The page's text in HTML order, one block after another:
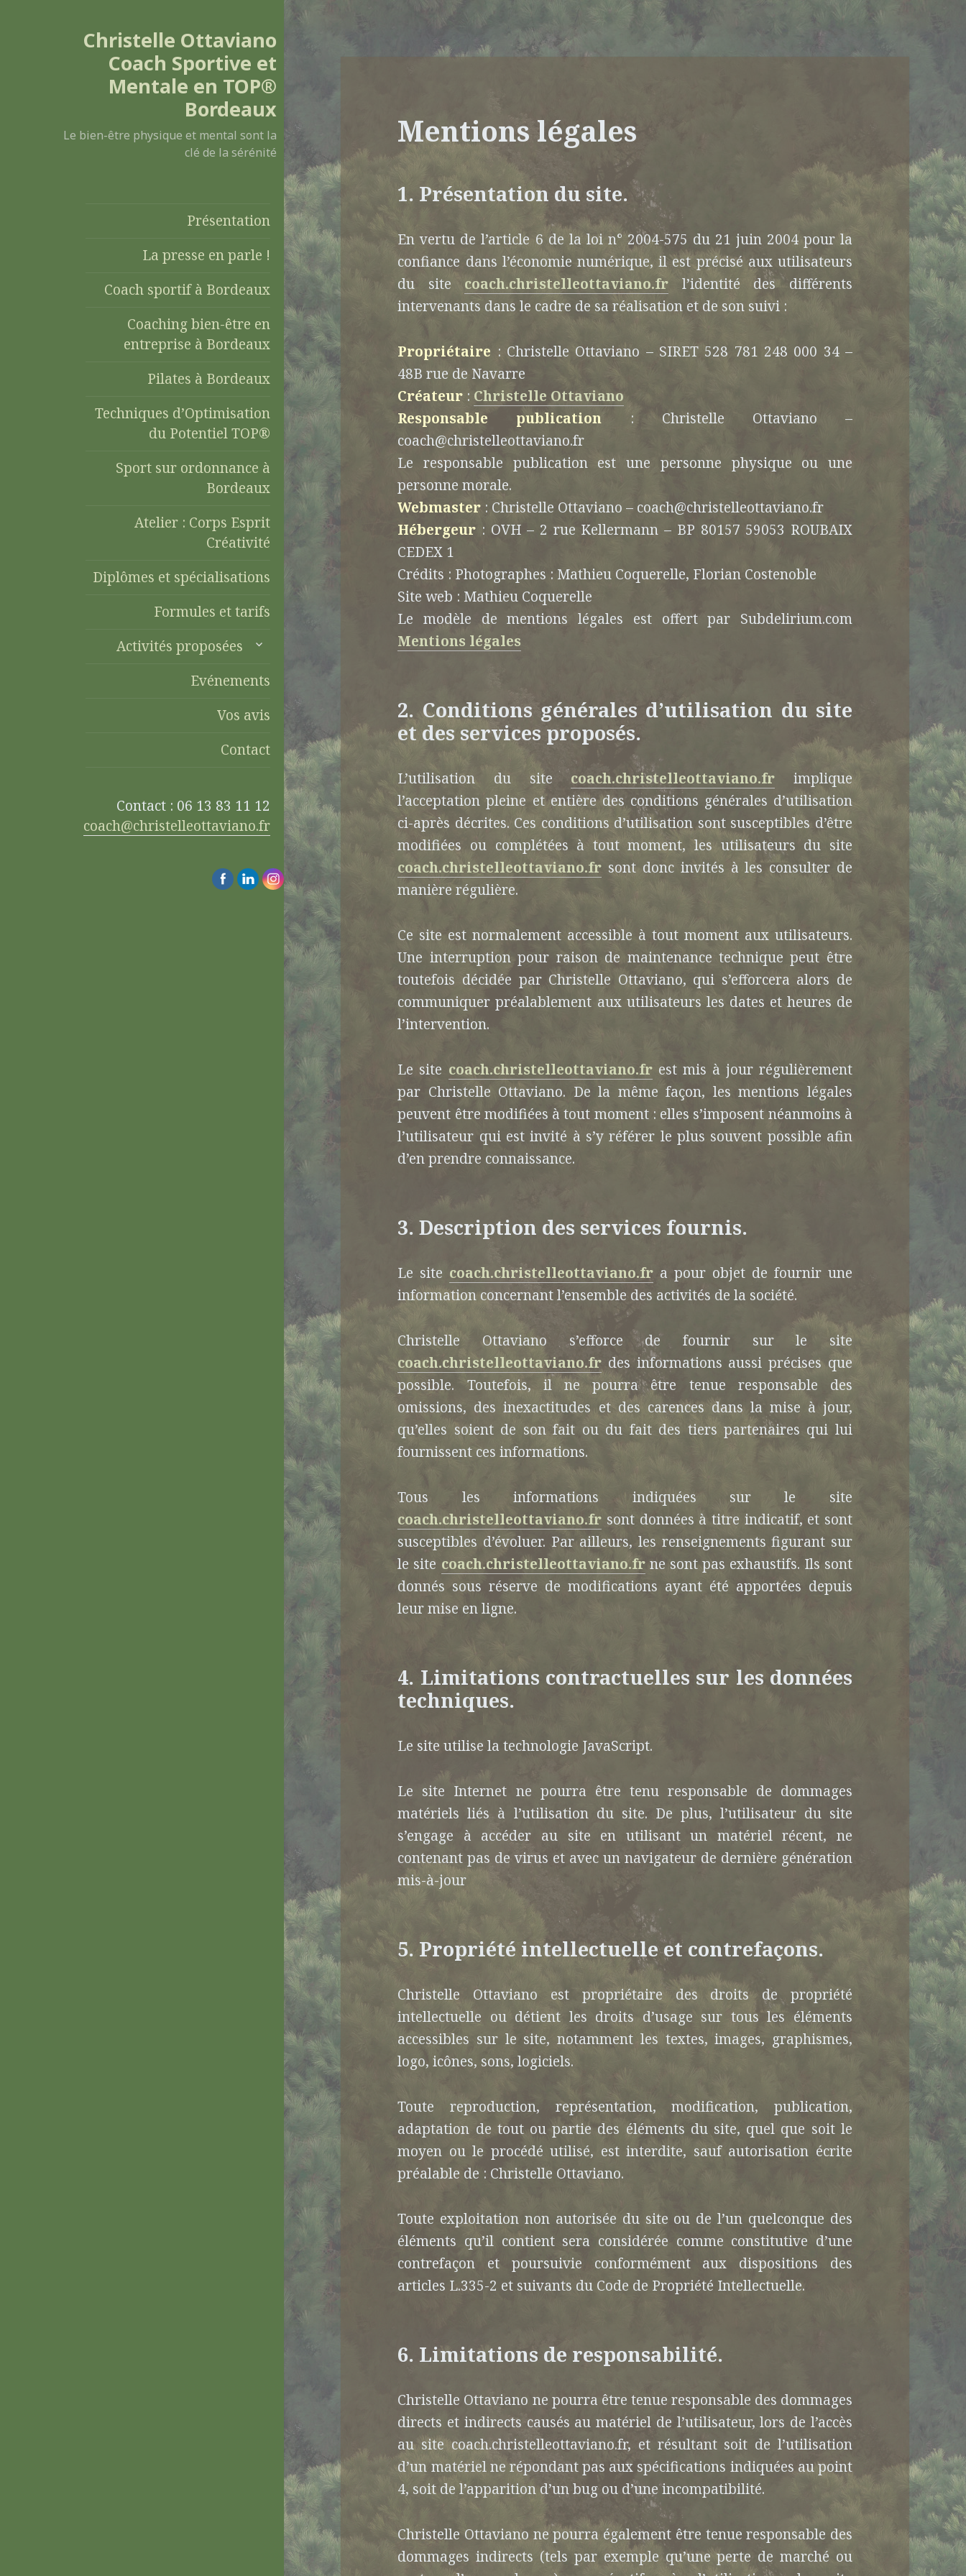
Christelle Ottaviano
Coach Sportive et
Mentale en TOP®
Bordeaux
Le bien-être physique et mental sont la
clé de la sérénité
Présentation
La presse en parle !
Coach sportif à Bordeaux
Coaching bien-être en
entreprise à Bordeaux
Pilates à Bordeaux
Techniques d’Optimisation
du Potentiel TOP®
Sport sur ordonnance à
Bordeaux
Atelier : Corps Esprit
Créativité
Diplômes et spécialisations
Formules et tarifs
Activités proposées
Evénements
Vos avis
Contact
Contact : 06 13 83 11 12
coach@christelleottaviano.fr
Mentions légales
1. Présentation du site.
En vertu de l’article 6 de la loi n° 2004-575 du 21 juin 2004 pour la
confiance dans l’économie numérique, il est précisé aux utilisateurs
du site coach.christelleottaviano.fr l’identité des différents
intervenants dans le cadre de sa réalisation et de son suivi :
Propriétaire : Christelle Ottaviano – SIRET 528 781 248 000 34 –
48B rue de Navarre
Créateur : Christelle Ottaviano
Responsable publication : Christelle Ottaviano –
coach@christelleottaviano.fr
Le responsable publication est une personne physique ou une
personne morale.
Webmaster : Christelle Ottaviano – coach@christelleottaviano.fr
Hébergeur : OVH – 2 rue Kellermann – BP 80157 59053 ROUBAIX
CEDEX 1
Crédits : Photographes : Mathieu Coquerelle, Florian Costenoble
Site web : Mathieu Coquerelle
Le modèle de mentions légales est offert par Subdelirium.com
Mentions légales
2. Conditions générales d’utilisation du site
et des services proposés.
L’utilisation du site coach.christelleottaviano.fr implique
l’acceptation pleine et entière des conditions générales d’utilisation
ci-après décrites. Ces conditions d’utilisation sont susceptibles d’être
modifiées ou complétées à tout moment, les utilisateurs du site
coach.christelleottaviano.fr sont donc invités à les consulter de
manière régulière.
Ce site est normalement accessible à tout moment aux utilisateurs.
Une interruption pour raison de maintenance technique peut être
toutefois décidée par Christelle Ottaviano, qui s’efforcera alors de
communiquer préalablement aux utilisateurs les dates et heures de
l’intervention.
Le site coach.christelleottaviano.frest mis à jour régulièrement
par Christelle Ottaviano. De la même façon, les mentions légales
peuvent être modifiées à tout moment : elles s’imposent néanmoins à
l’utilisateur qui est invité à s’y référer le plus souvent possible afin
d’en prendre connaissance.
3. Description des services fournis.
Le site coach.christelleottaviano.fr a pour objet de fournir une
information concernant l’ensemble des activités de la société.
Christelle Ottaviano s’efforce de fournir sur le site
coach.christelleottaviano.fr des informations aussi précises que
possible. Toutefois, il ne pourra être tenue responsable des
omissions, des inexactitudes et des carences dans la mise à jour,
qu’elles soient de son fait ou du fait des tiers partenaires qui lui
fournissent ces informations.
Tous les informations indiquées sur le site
coach.christelleottaviano.fr sont données à titre indicatif, et sont
susceptibles d’évoluer. Par ailleurs, les renseignements figurant sur
le site coach.christelleottaviano.frne sont pas exhaustifs. Ils sont
donnés sous réserve de modifications ayant été apportées depuis
leur mise en ligne.
4. Limitations contractuelles sur les données
techniques.
Le site utilise la technologie JavaScript.
Le site Internet ne pourra être tenu responsable de dommages
matériels liés à l’utilisation du site. De plus, l’utilisateur du site
s’engage à accéder au site en utilisant un matériel récent, ne
contenant pas de virus et avec un navigateur de dernière génération
mis-à-jour
5. Propriété intellectuelle et contrefaçons.
Christelle Ottaviano est propriétaire des droits de propriété
intellectuelle ou détient les droits d’usage sur tous les éléments
accessibles sur le site, notamment les textes, images, graphismes,
logo, icônes, sons, logiciels.
Toute reproduction, représentation, modification, publication,
adaptation de tout ou partie des éléments du site, quel que soit le
moyen ou le procédé utilisé, est interdite, sauf autorisation écrite
préalable de : Christelle Ottaviano.
Toute exploitation non autorisée du site ou de l’un quelconque des
éléments qu’il contient sera considérée comme constitutive d’une
contrefaçon et poursuivie conformément aux dispositions des
articles L.335-2 et suivants du Code de Propriété Intellectuelle.
6. Limitations de responsabilité.
Christelle Ottaviano ne pourra être tenue responsable des dommages
directs et indirects causés au matériel de l’utilisateur, lors de l’accès
au site coach.christelleottaviano.fr, et résultant soit de l’utilisation
d’un matériel ne répondant pas aux spécifications indiquées au point
4, soit de l’apparition d’un bug ou d’une incompatibilité.
Christelle Ottaviano ne pourra également être tenue responsable des
dommages indirects (tels par exemple qu’une perte de marché ou